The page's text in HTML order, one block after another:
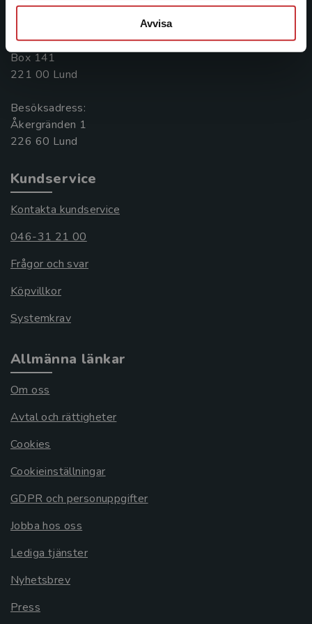
Avvisa
Postadress:
Box 141
221 00 Lund
Besöksadress:
Åkergränden 1
Kundservice
Kontakta kundservice
046-31 21 00
Frågor och svar
Köpvillkor
Systemkrav
Allmänna länkar
Om oss
Avtal och rättigheter
Cookies
Cookieinställningar
GDPR och personuppgifter
Jobba hos oss
Lediga tjänster
Nyhetsbrev
Press